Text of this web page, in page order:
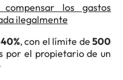
los gastos
ilegalmente
40%, con el límite de 500
por el propietario de un